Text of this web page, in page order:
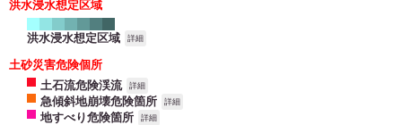
洪水浸水想定区域
洪水浸水想定区域 詳細
土砂災害危険個所
土石流危険渓流
詳細
急傾斜地崩壊危険箇所 詳細
地すべり危険箇所 詳細